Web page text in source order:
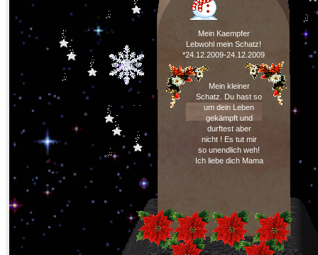
Mein Kaempfer
Lebwohl mein Schatz!
*24.12.2009-24.12.2009
Mein kleiner
Schatz. Du hast so
um dein Leben
gekämpft und
durftest aber
nicht ! Es tut mir
so unendlich weh!
Ich liebe dich Mama